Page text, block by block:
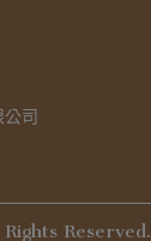
司
Reserved.